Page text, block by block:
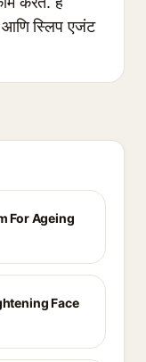
आणि स्लिप एजंट
For Ageing
Face